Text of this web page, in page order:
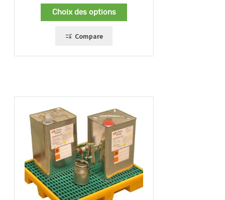
Choix des options
Compare